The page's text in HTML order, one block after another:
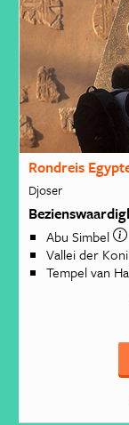
Rondreis
Djoser
Abu Simbel
Vallei der
Tempel van